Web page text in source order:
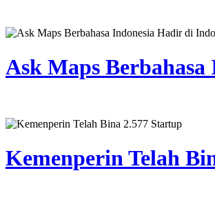
Ask Maps
Kemenperin Telah